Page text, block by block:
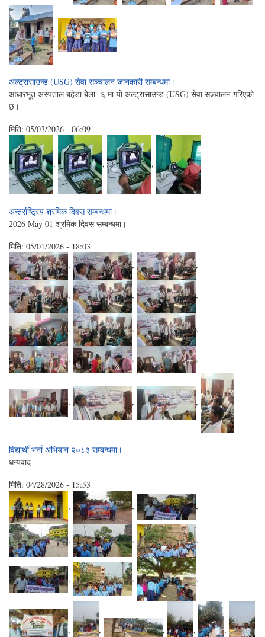
,
अल्ट्रासाउन्ड (USG) सेवा सञ्चालन जानकारी सम्बन्धमा।
आधारभूत अस्पताल बहेडा बेला -६ मा यो अल्ट्रासाउन्ड (USG) सेवा सञ्चालन गरिएको
छ।
मिति: 05/03/2026 - 06:09
, , ,
अन्तर्राष्ट्रिय श्रमिक दिवस सम्बन्धमा।
2026 May 01 श्रमिक दिवस सम्बन्धमा।
मिति: 05/01/2026 - 18:03
,
, ,
, , ,
, , ,
, , ,
, , ,
विद्यार्थी भर्ना अभियान २०८३ सम्बन्धमा।
धन्यवाद
मिति: 04/28/2026 - 15:53
,
, ,
, , ,
, , ,
, , , , ,